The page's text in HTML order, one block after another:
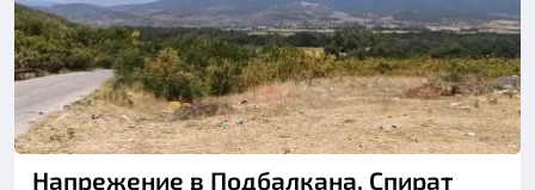
Снимка: БГНЕС
Напрежение в Подбалкана. Спират